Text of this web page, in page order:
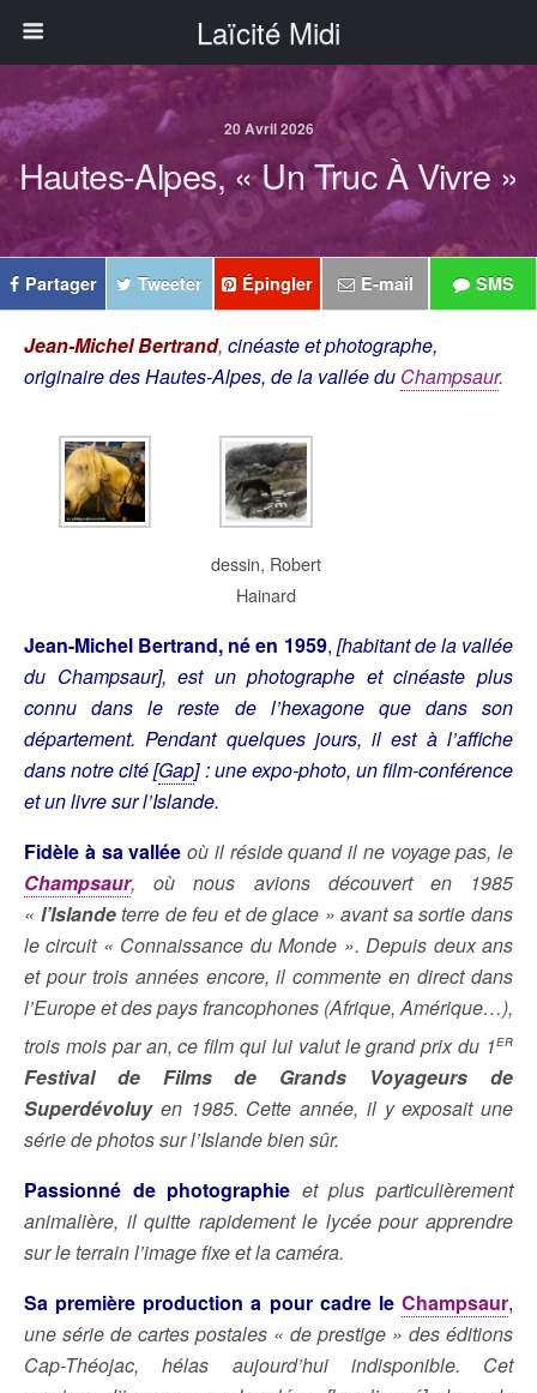
Laïcité Midi
20 Avril 2026
Hautes-Alpes, « Un Truc À Vivre »
Partager Tweeter Épingler E-mail SMS
Jean-Michel Bertrand, cinéaste et photographe,
originaire des Hautes-Alpes, de la vallée du Champsaur.
dessin, Robert
Hainard
Jean-Michel Bertrand, né en 1959, [habitant de la vallée
du Champsaur], est un photographe et cinéaste plus
connu dans le reste de l’hexagone que dans son
département. Pendant quelques jours, il est à l’affiche
dans notre cité [Gap] : une expo-photo, un film-conférence
et un livre sur l’Islande.
Fidèle à sa vallée où il réside quand il ne voyage pas, le
Champsaur, où nous avions découvert en 1985
« l’Islandeterre de feu et de glace » avant sa sortie dans
le circuit « Connaissance du Monde ». Depuis deux ans
et pour trois années encore, il commente en direct dans
l’Europe et des pays francophones (Afrique, Amérique…),
trois mois par an, ce film qui lui valut le grand prix du 1er
Festival de Films de Grands Voyageurs de
Superdévoluyen 1985. Cette année, il y exposait une
série de photos sur l’Islande bien sûr.
Passionné de photographie et plus particulièrement
animalière, il quitte rapidement le lycée pour apprendre
sur le terrain l’image fixe et la caméra.
Sa première production a pour cadre le Champsaur,
une série de cartes postales « de prestige » des éditions
Cap-Théojac, hélas aujourd’hui indisponible. Cet